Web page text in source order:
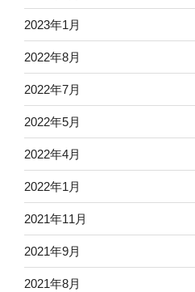
2023年1月
2022年8月
2022年7月
2022年5月
2022年4月
2022年1月
2021年11月
2021年9月
2021年8月